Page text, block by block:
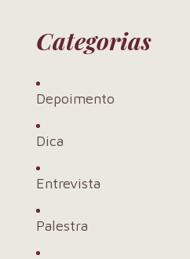
Categorias
Depoimento
Dica
Entrevista
Palestra